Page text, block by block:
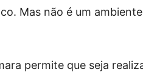
Mas não é um
permite que seja